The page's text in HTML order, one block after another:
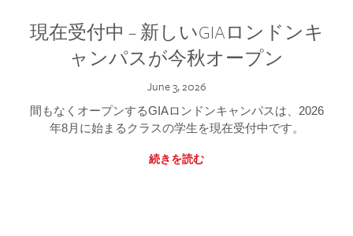
現在受付中 – 新しいGIAロンドンキ
ャンパスが今秋オープン
June 3, 2026
間もなくオープンするGIAロンドンキャンパスは、2026
年8月に始まるクラスの学生を現在受付中です。
続きを読む